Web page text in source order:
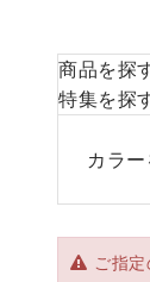
商品を探
特集を探
カラ
ご指